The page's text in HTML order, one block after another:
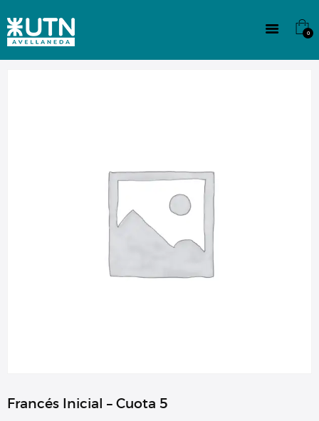
0
CULTURA
Francés Inicial – Cuota 5